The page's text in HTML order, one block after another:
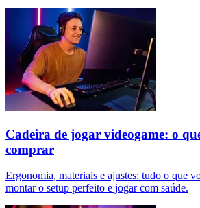
Cadeira de jogar videogame: o
comprar
Ergonomia, materiais e ajustes: tudo o que
montar o setup perfeito e jogar com saúde.